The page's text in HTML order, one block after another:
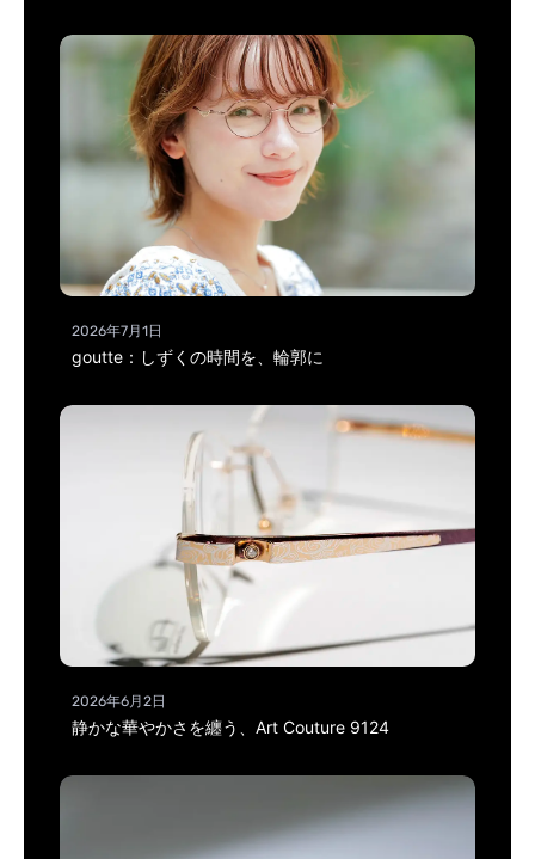
2026年7月1日
goutte：しずくの時間を、輪郭に
2026年6月2日
静かな華やかさを纏う、Art Couture 9124